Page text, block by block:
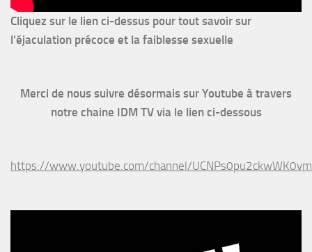
Cliquez sur le lien ci-dessus pour tout savoir sur
l'éjaculation précoce et la faiblesse sexuelle
Merci de nous suivre désormais sur Youtube à travers
notre chaine IDM TV via le lien ci-dessous
https://www.youtube.com/channel/